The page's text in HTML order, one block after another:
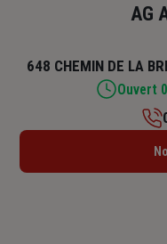
AG
648 CHEMIN DE LA
Lundi